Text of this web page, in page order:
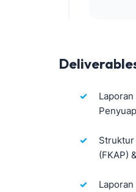
Struktur
(FKAP)